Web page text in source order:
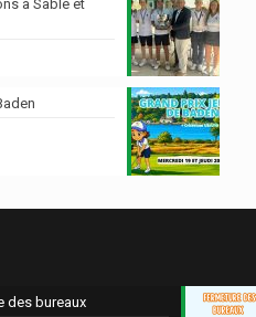
à Sablé et
des bureaux